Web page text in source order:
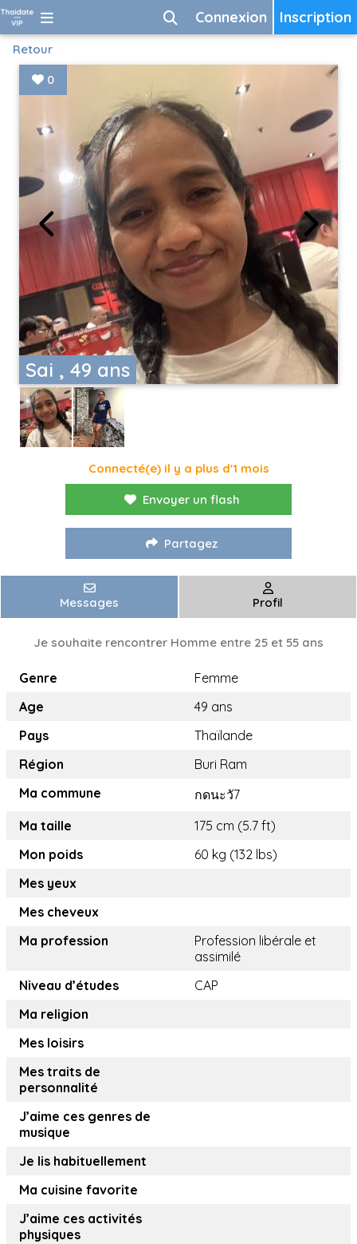
Inscription
Connexion
Retour
Sai , 49 ans
0
Connecté(e) il y a plus d'1 mois
Envoyer un flash
Partagez
Messages Profil
Je souhaite rencontrer Homme entre 25 et 55 ans
Genre
Femme
Age
49 ans
Pays
Thaïlande
Région
Buri Ram
Ma commune
กดนะวั7
Ma taille
175 cm (5.7 ft)
Mon poids
60 kg (132 lbs)
Mes yeux
Mes cheveux
Ma profession
Profession libérale et
assimilé
Niveau d’études
CAP
Ma religion
Mes loisirs
Mes traits de
personnalité
J’aime ces genres de
musique
Je lis habituellement
Ma cuisine favorite
J’aime ces activités
physiques